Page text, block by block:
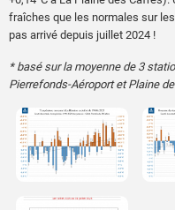
fraîches que les normales sur les
pas arrivé depuis juillet 2024 !
* basé sur la moyenne de 3
Pierrefonds-Aéroport et Plaine